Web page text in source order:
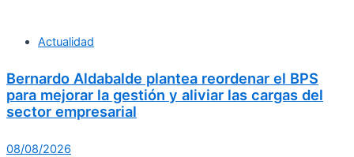
Actualidad
Bernardo Aldabalde plantea reordenar el BPS
para mejorar la gestión y aliviar las cargas del
sector empresarial
08/08/2026